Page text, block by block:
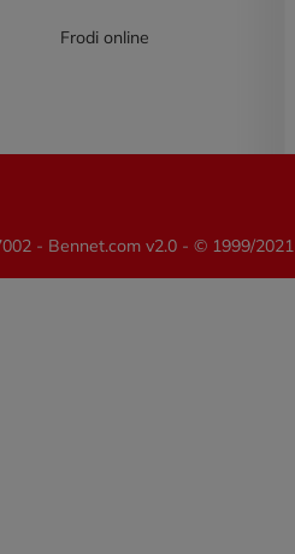
Frodi online
- Bennet.com v2.0 - © 1999/2021